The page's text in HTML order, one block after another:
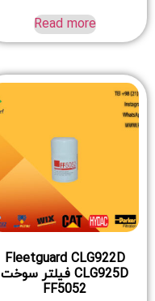
Read more
Fleetguard CLG922D
CLG925D فیلتر سوخت
FF5052